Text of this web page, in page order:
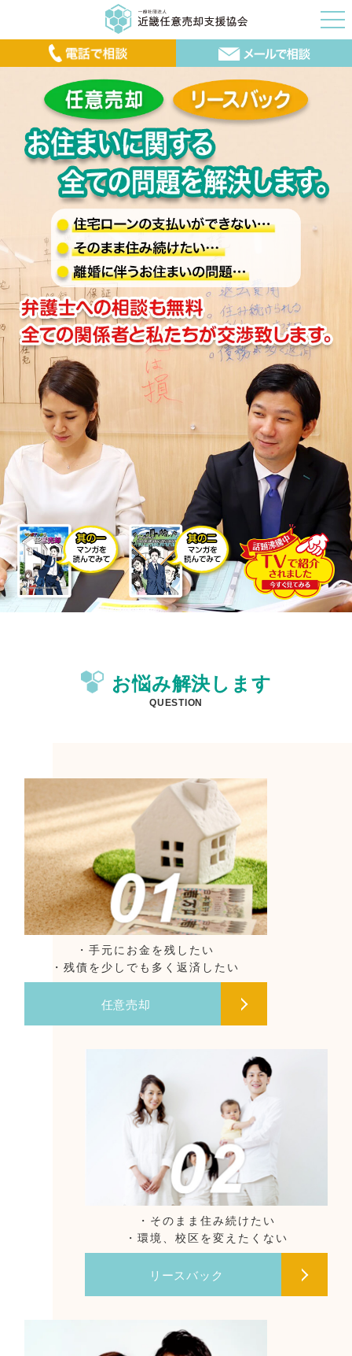
お悩み解決します
QUESTION
・手元にお金を残したい
・残債を少しでも多く返済したい
任意売却
・そのまま住み続けたい
・環境、校区を変えたくない
リースバック